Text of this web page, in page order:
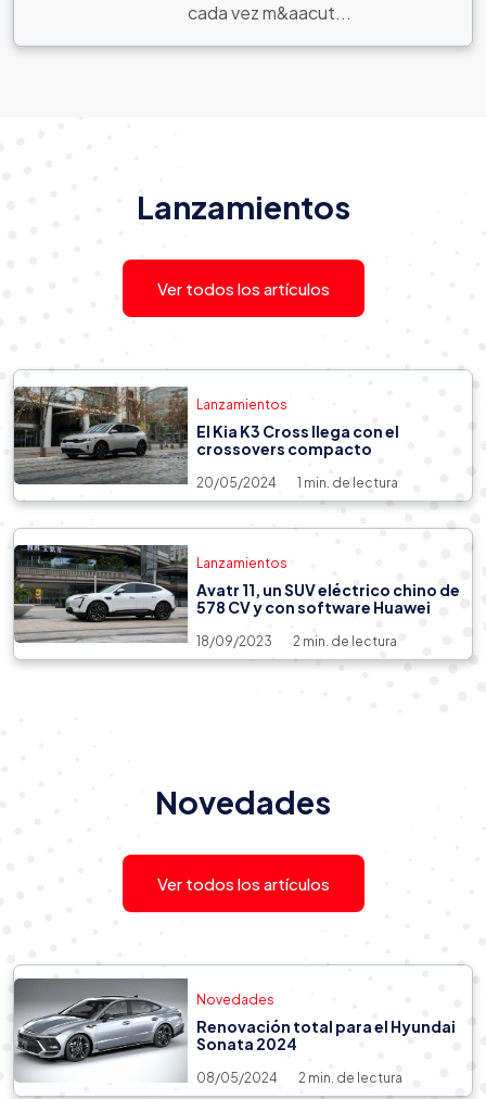
cada vez m&aacut...
Lanzamientos
Ver todos los artículos
20/05/2024 2 min. de lectura
Perú: anuncian llegada de autos
lexus electrificado
Lanzamientos
El Kia K3 Cross llega con el
crossovers compacto
20/05/2024 1 min. de lectura
Lanzamientos
Avatr 11, un SUV eléctrico chino de
578 CV y con software Huawei
18/09/2023 2 min. de lectura
Novedades
Ver todos los artículos
21/07/2025 2 min. de lectura
El Kia K3 Cross llega con el
crossovers compacto
Novedades
Renovación total para el Hyundai
Sonata 2024
08/05/2024 2 min. de lectura